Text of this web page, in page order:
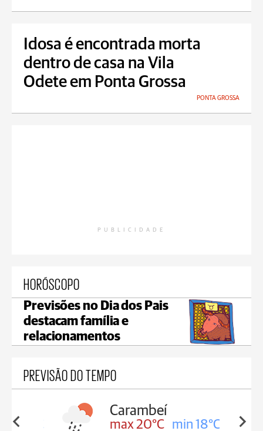
Idosa é encontrada morta
dentro de casa na Vila
Odete em Ponta Grossa
PONTA GROSSA
PUBLICIDADE
HORÓSCOPO
Previsões no Dia dos Pais
destacam família e
relacionamentos
PREVISÃO DO TEMPO
18°C
Carambeí
max 20°C min 18°C